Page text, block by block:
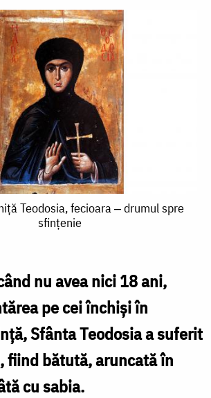
Teodosia, fecioara ‒ drumul spre
sfințenie
nu avea nici 18 ani,
pe cei închiși în
Sfânta Teodosia a suferit
fiind bătută, aruncată în
cu sabia.